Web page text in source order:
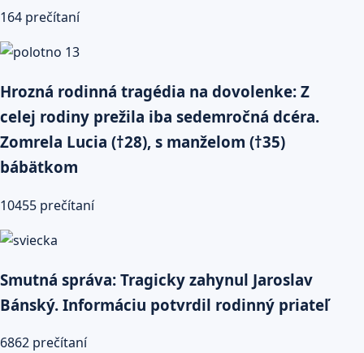
164 prečítaní
Hrozná rodinná tragédia na dovolenke: Z
celej rodiny prežila iba sedemročná dcéra.
Zomrela Lucia (†28), s manželom (†35)
bábätkom
10455 prečítaní
Smutná správa: Tragicky zahynul Jaroslav
Bánský. Informáciu potvrdil rodinný priateľ
6862 prečítaní